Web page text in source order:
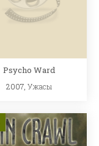
Psycho Ward
2007, Ужасы